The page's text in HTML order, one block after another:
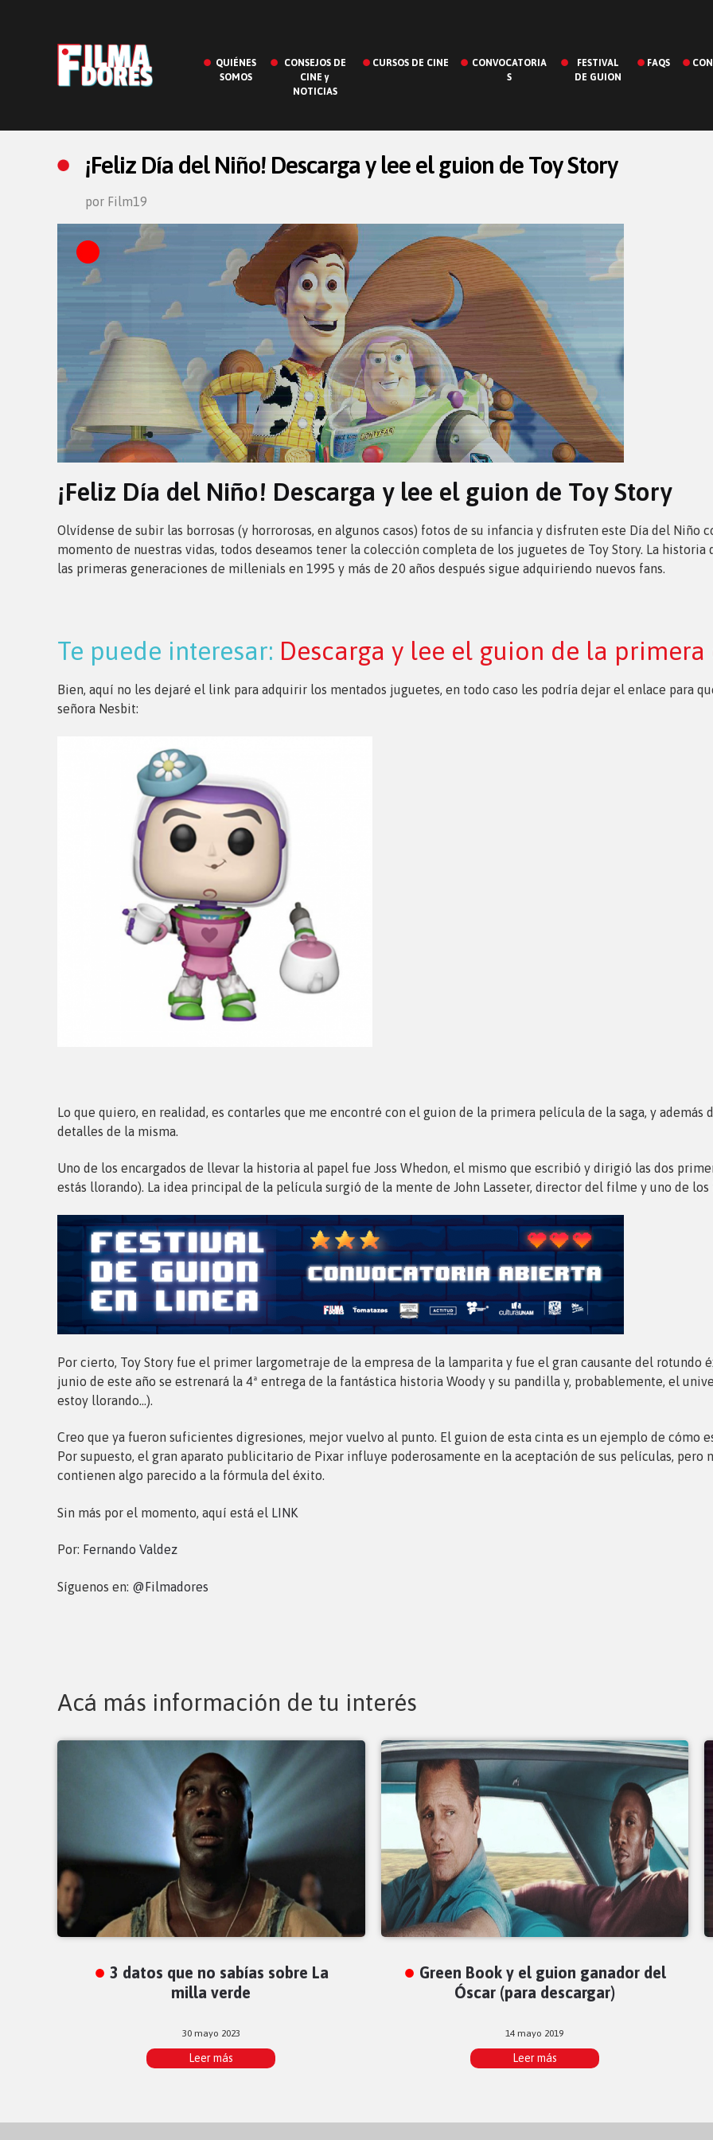
QUIÉNES
SOMOS
CONSEJOS DE
CINE y
NOTICIAS
CURSOS DE CINE
CONVOCATORIA
S
FESTIVAL
DE GUION
FAQS
¡Feliz Día del Niño! Descarga y lee el guion de Toy Story
por Film19
¡Feliz Día del Niño! Descarga y lee el guion de Toy Story
Olvídense de subir las borrosas (y horrorosas, en algunos casos) fotos de su infancia y disfruten este Día del Niño
momento de nuestras vidas, todos deseamos tener la colección completa de los juguetes de Toy Story. La
las primeras generaciones de millenials en 1995 y más de 20 años después sigue adquiriendo nuevos fans.
Te puede interesar: Descarga y lee el guion de la primera
Bien, aquí no les dejaré el link para adquirir los mentados juguetes, en todo caso les podría dejar el enlace para
señora Nesbit:
Lo que quiero, en realidad, es contarles que me encontré con el guion de la primera película de la saga, y además
detalles de la misma.
Uno de los encargados de llevar la historia al papel fue Joss Whedon, el mismo que escribió y dirigió las dos
estás llorando). La idea principal de la película surgió de la mente de John Lasseter, director del filme y uno de los
Por cierto, Toy Story fue el primer largometraje de la empresa de la lamparita y fue el gran causante del rotundo
junio de este año se estrenará la 4ª entrega de la fantástica historia Woody y su pandilla y, probablemente, el
estoy llorando…).
Creo que ya fueron suficientes digresiones, mejor vuelvo al punto. El guion de esta cinta es un ejemplo de cómo
Por supuesto, el gran aparato publicitario de Pixar influye poderosamente en la aceptación de sus películas, pero
contienen algo parecido a la fórmula del éxito.
Sin más por el momento, aquí está el LINK
Por: Fernando Valdez
Síguenos en: @Filmadores
Acá más información de tu interés
3 datos que no sabías sobre La
milla verde
30 mayo 2023
Leer más
Green Book y el guion ganador del
Óscar (para descargar)
14 mayo 2019
Leer más